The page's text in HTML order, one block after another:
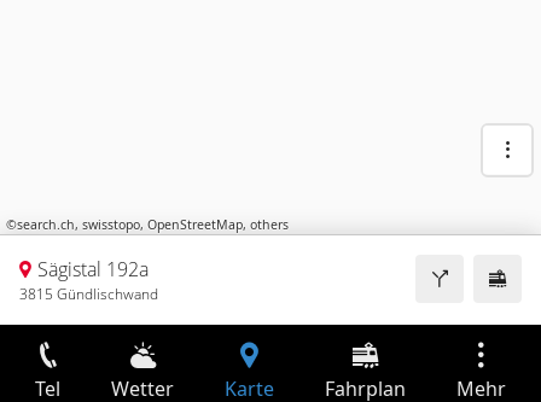
©search.ch, swisstopo, OpenStreetMap, others
Sägistal 192a
3815 Gündlischwand
Tel Wetter Karte Fahrplan Mehr